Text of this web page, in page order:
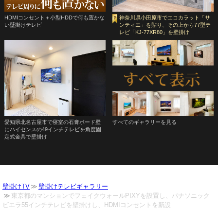
HDMIコンセント＋小型HDDで何も置かな
い壁掛けテレビ
神奈川県小田原市でエコカラット「サ
ンティエ」を貼り、その上から77型テ
レビ「KJ-77XR80」を壁掛け
愛知県北名古屋市で寝室の石膏ボード壁
にハイセンスの49インチテレビを角度固
定式金具で壁掛け
すべてのギャラリーを見る
壁掛けTV
壁掛けテレビギャラリー
東京都のマンションでフェイクウォールPIXYを設置し、パナソニック
ビエラ55インチテレビを壁掛けし、HDMIコンセントを新設